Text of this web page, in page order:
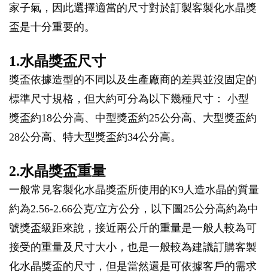
家子氣，因此選擇適當的尺寸對於訂製客製化水晶獎
盃是十分重要的。
1.水晶獎盃尺寸
獎盃依據造型的不同以及生產廠商的差異並沒固定的
標準尺寸規格，但大約可分為以下幾種尺寸： 小型
獎盃約18公分高、中型獎盃約25公分高、大型獎盃約
28公分高、特大型獎盃約34公分高。
2.水晶獎盃重量
一般常見客製化水晶獎盃所使用的K9人造水晶的質量
約為2.56-2.66公克/立方公分，以下圖25公分高約為中
號獎盃級距來說，接近兩公斤的重量是一般人較為可
接受的重量及尺寸大小，也是一般較為建議訂購客製
化水晶獎盃的尺寸，但是當然還是可依據客戶的需求